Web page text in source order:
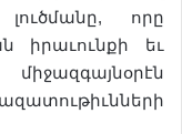
որը
իրաւունքի եւ